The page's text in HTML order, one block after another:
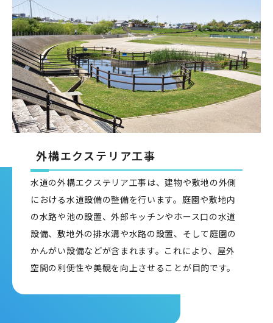
外構エクステリア工事
水道の外構エクステリア工事は、建物や敷地の外側
における水道設備の整備を行います。庭園や敷地内
の水路や池の設置、外部キッチンやホース口の水道
設備、敷地外の排水溝や水路の設置、そして庭園の
かんがい設備などが含まれます。これにより、屋外
空間の利便性や美観を向上させることが目的です。